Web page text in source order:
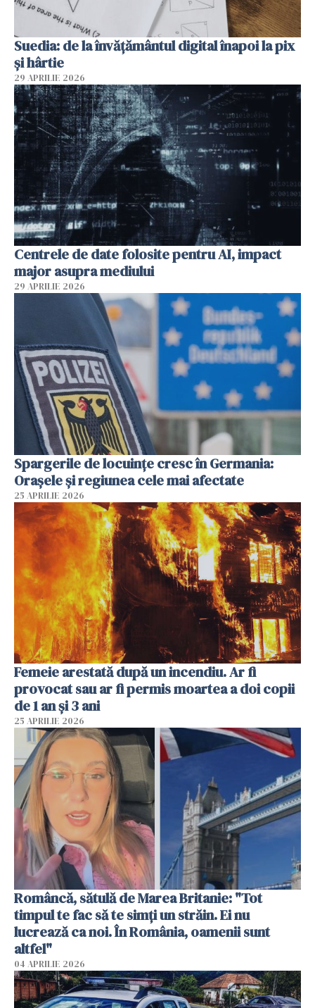
Suedia: de la învățământul digital înapoi la pix
și hârtie
29 APRILIE 2026
Centrele de date folosite pentru AI, impact
major asupra mediului
29 APRILIE 2026
Spargerile de locuințe cresc în Germania:
Orașele și regiunea cele mai afectate
25 APRILIE 2026
Femeie arestată după un incendiu. Ar fi
provocat sau ar fi permis moartea a doi copii
de 1 an și 3 ani
25 APRILIE 2026
Româncă, sătulă de Marea Britanie: "Tot
timpul te fac să te simți un străin. Ei nu
lucrează ca noi. În România, oamenii sunt
altfel"
04 APRILIE 2026